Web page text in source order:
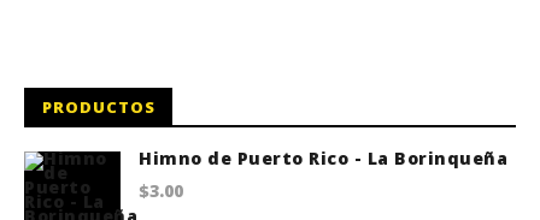
PRODUCTOS
Himno de Puerto Rico - La Borinqueña
$3.00